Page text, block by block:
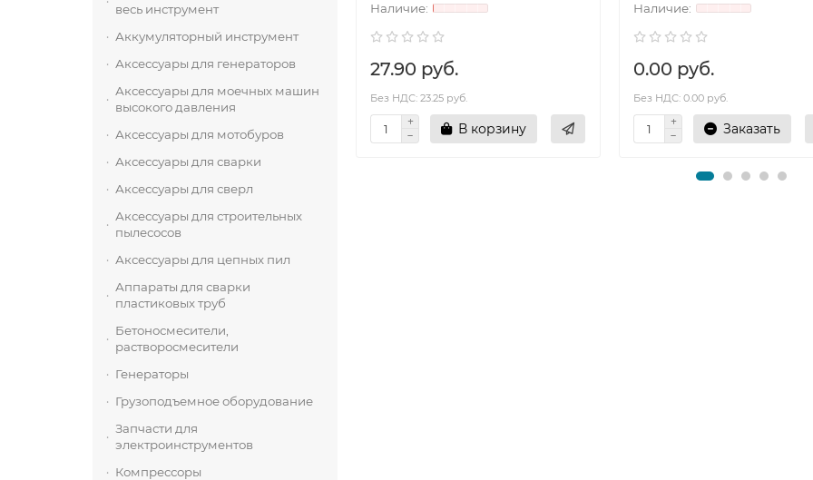
весь инструмент
Аккумуляторный инструмент
Аксессуары для генераторов
Аксессуары для моечных машин
высокого давления
Аксессуары для мотобуров
Аксессуары для сварки
Аксессуары для сверл
Аксессуары для строительных
пылесосов
Аксессуары для цепных пил
Аппараты для сварки
пластиковых труб
Бетоносмесители,
растворосмесители
Генераторы
Грузоподъемное оборудование
Запчасти для
электроинструментов
Компрессоры
27.90 руб.
Без НДС: 23.25 руб.
В корзину
0.00 руб.
Без НДС: 0.00 руб.
Заказать